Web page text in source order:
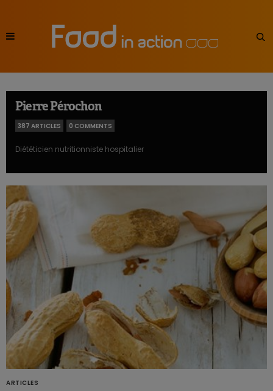
Pierre Pérochon
387 ARTICLES 0 COMMENTS
Diététicien nutritionniste hospitalier
ARTICLES